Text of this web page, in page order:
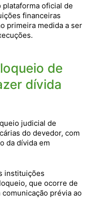
plataforma oficial de
financeiras
primeira medida a ser
de
dívida
judicial de
do devedor, com
da dívida em
instituições
que ocorre de
prévia ao